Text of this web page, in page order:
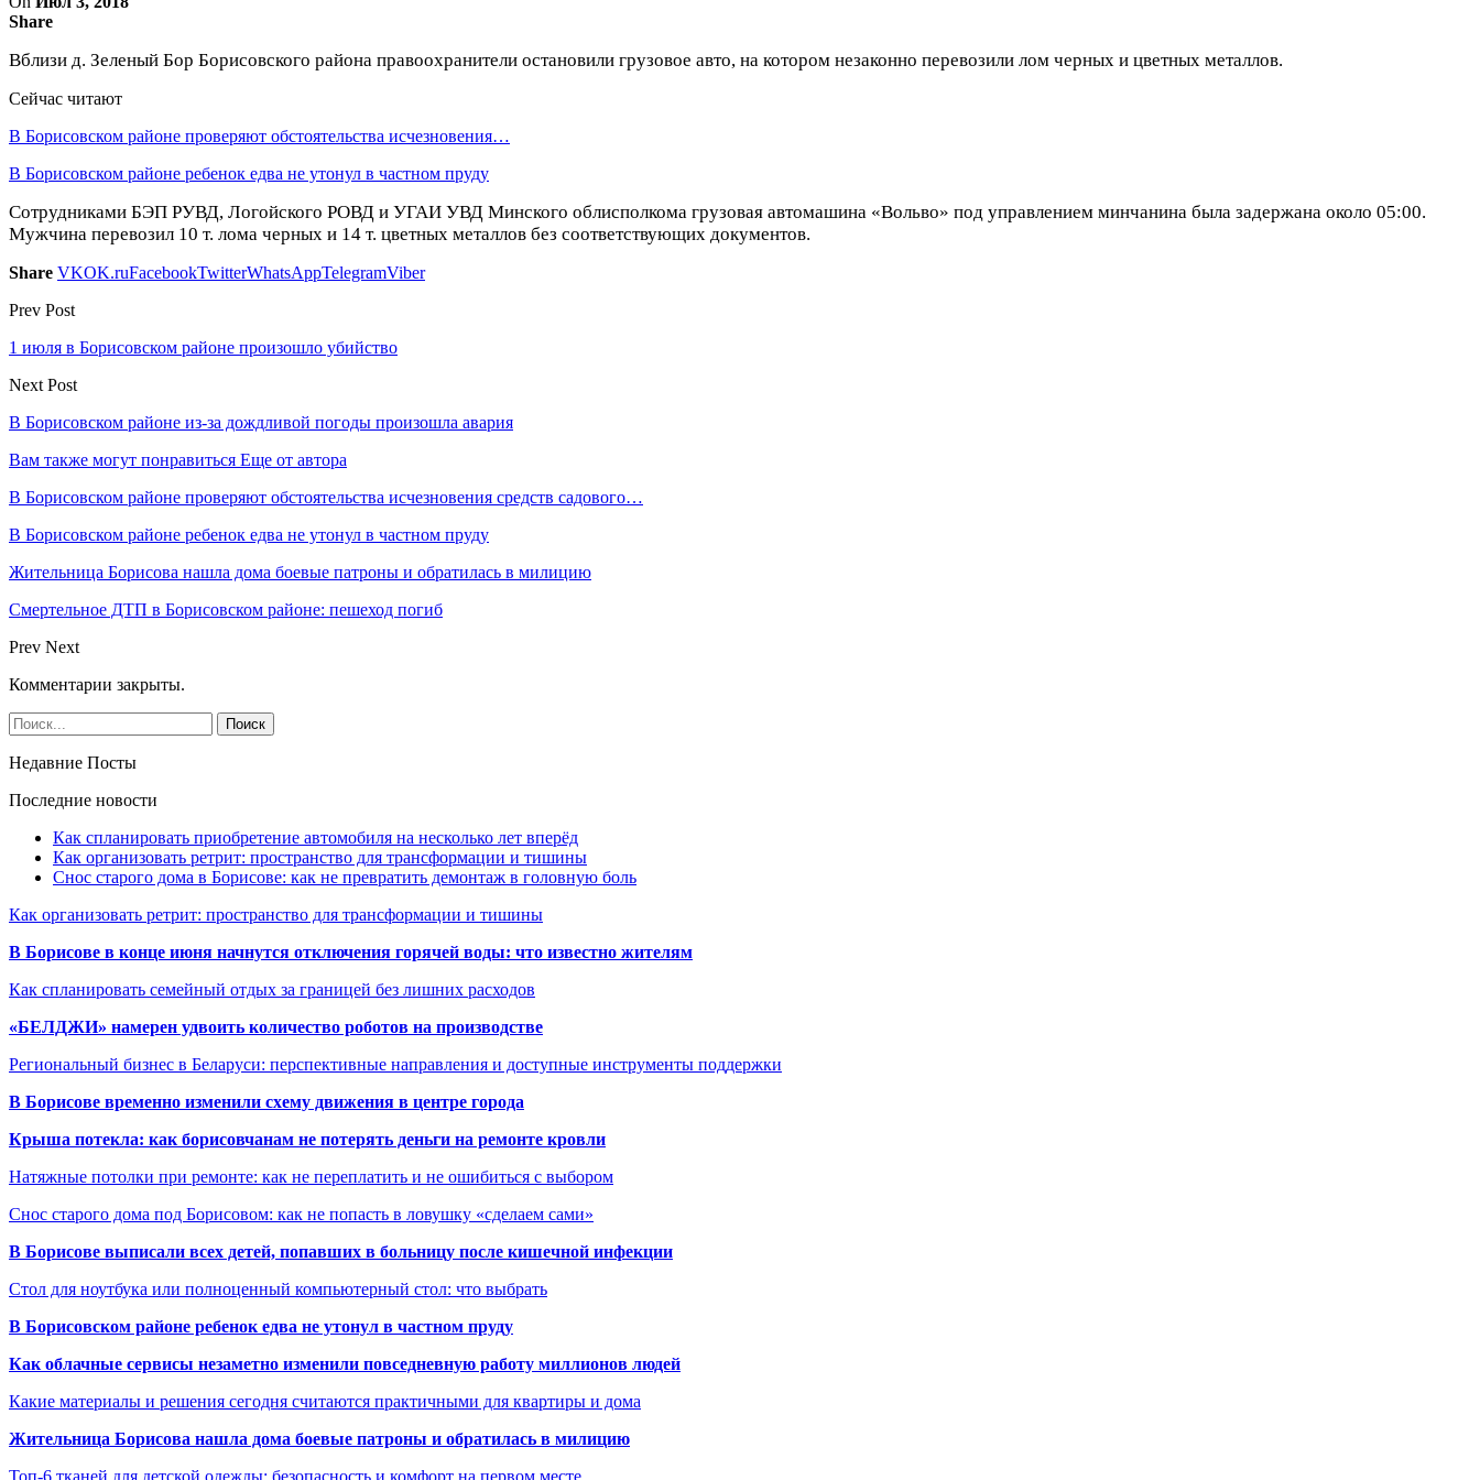
Share
Вблизи д. Зеленый Бор Борисовского района правоохранители остановили грузовое авто, на котором незаконно перевозили лом черных и цветных металлов.
Сейчас читают
В Борисовском районе проверяют обстоятельства исчезновения…
В Борисовском районе ребенок едва не утонул в частном пруду
Сотрудниками БЭП РУВД, Логойского РОВД и УГАИ УВД Минского облисполкома грузовая автомашина «Вольво» под управлением минчанина была задержана около 05:00.
Мужчина перевозил 10 т. лома черных и 14 т. цветных металлов без соответствующих документов.
Share VKOK.ruFacebookTwitterWhatsAppTelegramViber
Prev Post
1 июля в Борисовском районе произошло убийство
Next Post
В Борисовском районе из-за дождливой погоды произошла авария
Вам также могут понравиться Еще от автора
В Борисовском районе проверяют обстоятельства исчезновения средств садового…
В Борисовском районе ребенок едва не утонул в частном пруду
Жительница Борисова нашла дома боевые патроны и обратилась в милицию
Смертельное ДТП в Борисовском районе: пешеход погиб
Prev Next
Комментарии закрыты.
Недавние Посты
Последние новости
Как спланировать приобретение автомобиля на несколько лет вперёд
Как организовать ретрит: пространство для трансформации и тишины
Снос старого дома в Борисове: как не превратить демонтаж в головную боль
Как организовать ретрит: пространство для трансформации и тишины
В Борисове в конце июня начнутся отключения горячей воды: что известно жителям
Как спланировать семейный отдых за границей без лишних расходов
«БЕЛДЖИ» намерен удвоить количество роботов на производстве
Региональный бизнес в Беларуси: перспективные направления и доступные инструменты поддержки
В Борисове временно изменили схему движения в центре города
Крыша потекла: как борисовчанам не потерять деньги на ремонте кровли
Натяжные потолки при ремонте: как не переплатить и не ошибиться с выбором
Снос старого дома под Борисовом: как не попасть в ловушку «сделаем сами»
В Борисове выписали всех детей, попавших в больницу после кишечной инфекции
Стол для ноутбука или полноценный компьютерный стол: что выбрать
В Борисовском районе ребенок едва не утонул в частном пруду
Как облачные сервисы незаметно изменили повседневную работу миллионов людей
Какие материалы и решения сегодня считаются практичными для квартиры и дома
Жительница Борисова нашла дома боевые патроны и обратилась в милицию
Топ-6 тканей для детской одежды: безопасность и комфорт на первом месте